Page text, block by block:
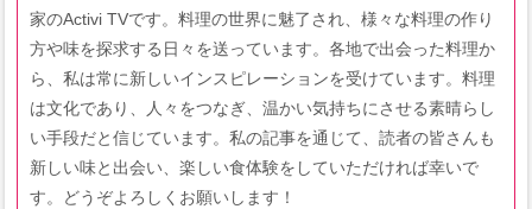
家のActivi TVです。料理の世界に魅了され、様々な料理の作り
方や味を探求する日々を送っています。各地で出会った料理か
ら、私は常に新しいインスピレーションを受けています。料理
は文化であり、人々をつなぎ、温かい気持ちにさせる素晴らし
い手段だと信じています。私の記事を通じて、読者の皆さんも
新しい味と出会い、楽しい食体験をしていただければ幸いで
す。どうぞよろしくお願いします！